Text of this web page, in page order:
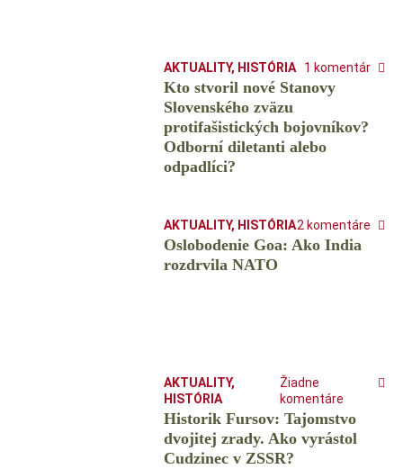
AKTUALITY, HISTÓRIA 1 komentár
Kto stvoril nové Stanovy
Slovenského zväzu
protifašistických bojovníkov?
Odborní diletanti alebo
odpadlíci?
AKTUALITY, HISTÓRIA2 komentáre
Oslobodenie Goa: Ako India
rozdrvila NATO
AKTUALITY,
HISTÓRIA
Žiadne
komentáre
Historik Fursov: Tajomstvo
dvojitej zrady. Ako vyrástol
Cudzinec v ZSSR?